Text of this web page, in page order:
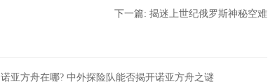
下一篇: 揭迷上世纪俄罗斯神秘空难
诺亚方舟在哪? 中外探险队能否揭开诺亚方舟之谜